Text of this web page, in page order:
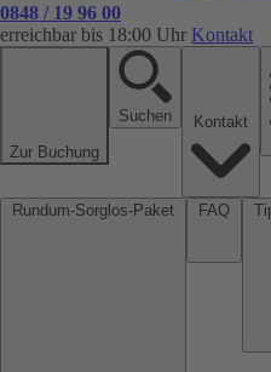
0848 / 19 96 00
erreichbar bis 18:00 Uhr Kontakt
Zur Buchung
Suchen